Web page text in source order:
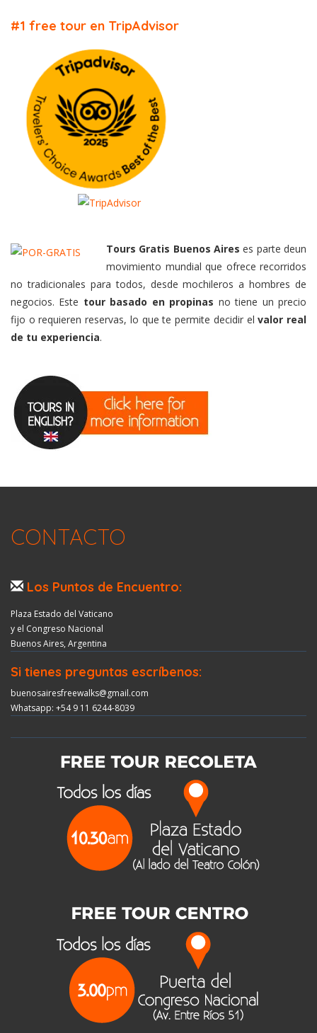
#1 free tour en TripAdvisor
Tours Gratis Buenos Aireses parte deun
movimiento mundial que ofrece recorridos
no tradicionales para todos, desde mochileros a hombres de
negocios. Este tour basado en propinas no tiene un precio
fijo o requieren reservas, lo que te permite decidir elvalor real
de tu experiencia.
CONTACTO
Los Puntos de Encuentro:
Plaza Estado del Vaticano
y el Congreso Nacional
Buenos Aires, Argentina
Si tienes preguntas escríbenos:
buenosairesfreewalks@gmail.com
Whatsapp: +54 9 11 6244-8039